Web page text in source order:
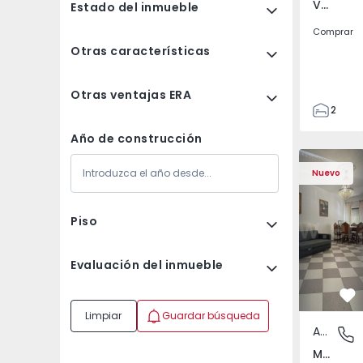
Estado del inmueble
Otras características
Otras ventajas ERA
Año de construcción
Piso
Evaluación del inmueble
Limpiar Guardar búsqueda
Venteira, Lisboa
Comprar
2
72
93
1
Nuevo
Apartamento T2
Montijo
Apartamento
Montijo e Afonsoeiro, Setúbal